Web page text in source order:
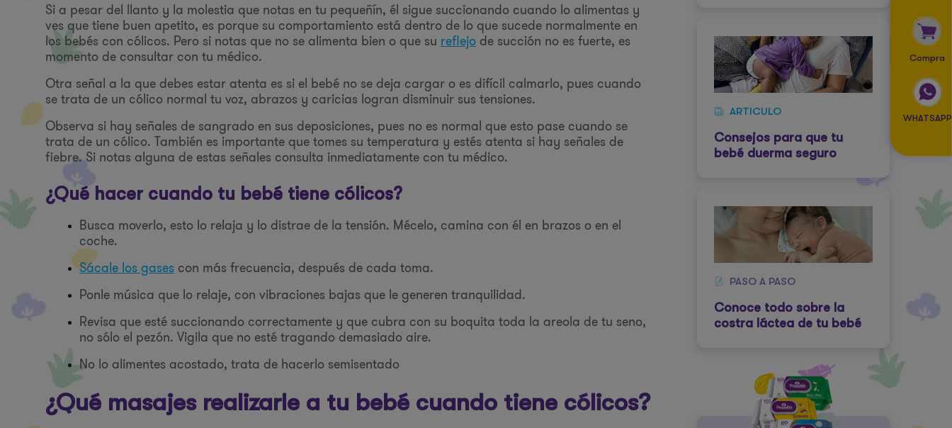
Compra
WHATSAPP
Si a pesar del llanto y la molestia que notas en tu pequeñín, él sigue succionando cuando lo alimentas y
ves que tiene buen apetito, es porque su comportamiento está dentro de lo que sucede normalmente en
los bebés con cólicos. Pero si notas que no se alimenta bien o que su reflejo de succión no es fuerte, es
momento de consultar con tu médico.
Otra señal a la que debes estar atenta es si el bebé no se deja cargar o es difícil calmarlo, pues cuando
se trata de un cólico normal tu voz, abrazos y caricias logran disminuir sus tensiones.
Observa si hay señales de sangrado en sus deposiciones, pues no es normal que esto pase cuando se
trata de un cólico. También es importante que tomes su temperatura y estés atenta si hay señales de
fiebre. Si notas alguna de estas señales consulta inmediatamente con tu médico.
¿Qué hacer cuando tu bebé tiene cólicos?
Busca moverlo, esto lo relaja y lo distrae de la tensión. Mécelo, camina con él en brazos o en el
coche.
Sácale los gases con más frecuencia, después de cada toma.
Ponle música que lo relaje, con vibraciones bajas que le generen tranquilidad.
Revisa que esté succionando correctamente y que cubra con su boquita toda la areola de tu seno,
no sólo el pezón. Vigila que no esté tragando demasiado aire.
No lo alimentes acostado, trata de hacerlo semisentado
¿Qué masajes realizarle a tu bebé cuando tiene cólicos?
ARTICULO
Consejos para que tu
bebé duerma seguro
PASO A PASO
Conoce todo sobre la
costra láctea de tu bebé